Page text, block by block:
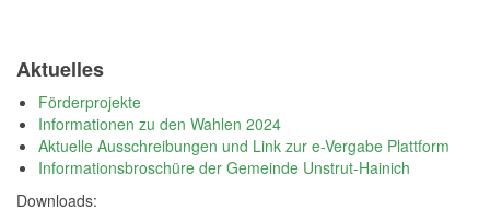
Aktuelles
Förderprojekte
Informationen zu den Wahlen 2024
Aktuelle Ausschreibungen und Link zur e-Vergabe Plattform
Informationsbroschüre der Gemeinde Unstrut-Hainich
Downloads: